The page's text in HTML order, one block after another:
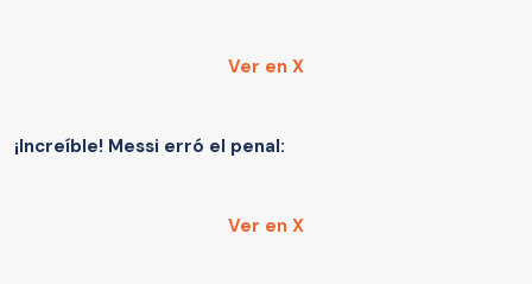
Ver en X
¡Increíble! Messi erró el penal:
Ver en X